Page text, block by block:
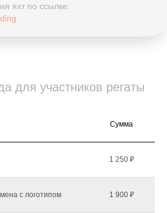
яхт по ссылке:
для участников регаты
Сумма
1 250 ₽
с логотипом 1 900 ₽